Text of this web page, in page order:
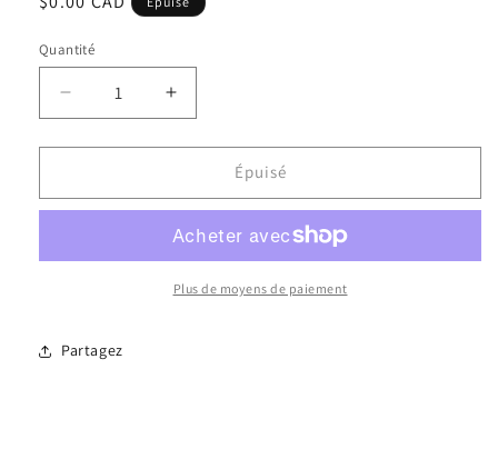
Quantité
Quantité
Réduire
la
quantité
Andréanne
Augmenter
la
quantité
Andréanne
Sébastien
Épuisé
Plus de moyens de paiement
Partagez